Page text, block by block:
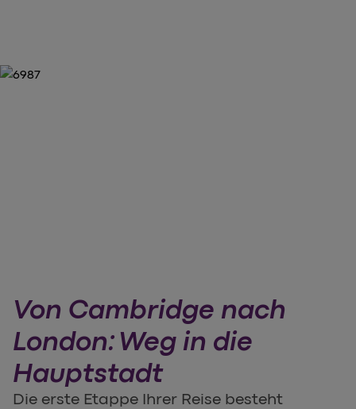
Von Cambridge nach
London: Weg in die
Hauptstadt
Die erste Etappe Ihrer Reise besteht